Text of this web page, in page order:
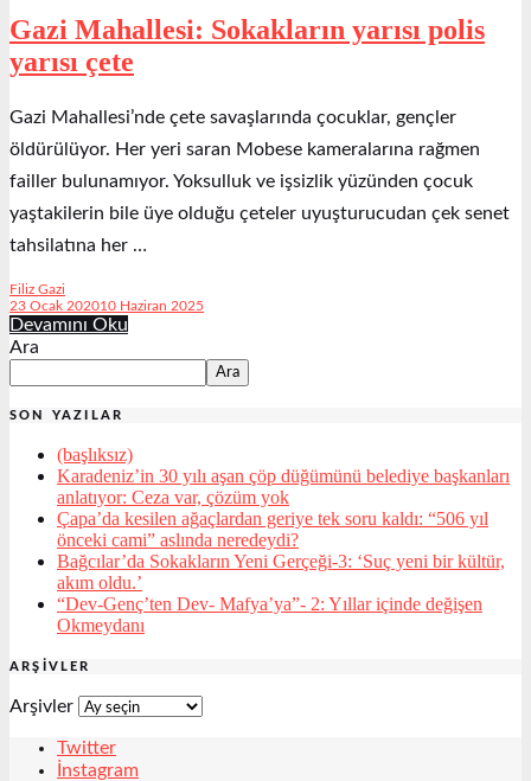
Gazi Mahallesi: Sokakların yarısı polis
yarısı çete
Gazi Mahallesi’nde çete savaşlarında çocuklar, gençler
öldürülüyor. Her yeri saran Mobese kameralarına rağmen
failler bulunamıyor. Yoksulluk ve işsizlik yüzünden çocuk
yaştakilerin bile üye olduğu çeteler uyuşturucudan çek senet
tahsilatına her …
Filiz Gazi
23 Ocak 202010 Haziran 2025
Devamını Oku
Ara
Ara
SON YAZILAR
(başlıksız)
Karadeniz’in 30 yılı aşan çöp düğümünü belediye başkanları
anlatıyor: Ceza var, çözüm yok
Çapa’da kesilen ağaçlardan geriye tek soru kaldı: “506 yıl
önceki cami” aslında neredeydi?
Bağcılar’da Sokakların Yeni Gerçeği-3: ‘Suç yeni bir kültür,
akım oldu.’
“Dev-Genç’ten Dev- Mafya’ya”- 2: Yıllar içinde değişen
Okmeydanı
ARŞIVLER
Arşivler
Twitter
İnstagram